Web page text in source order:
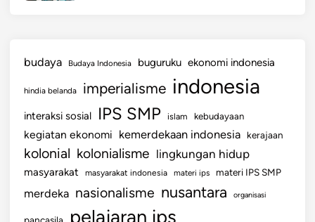
budaya Budaya Indonesia buguruku ekonomi indonesia
hindia belanda imperialisme indonesia
interaksi sosial IPS SMP islam kebudayaan
kegiatan ekonomi kemerdekaan indonesia kerajaan
kolonial kolonialisme lingkungan hidup
masyarakat masyarakat indonesia materi ips materi IPS SMP
merdeka nasionalisme nusantara organisasi
pelajaran ips